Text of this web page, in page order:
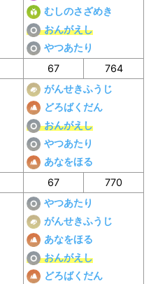
むしのさざめき
おんがえし
やつあたり
67 764
がんせきふうじ
どろばくだん
おんがえし
やつあたり
あなをほる
67 770
やつあたり
がんせきふうじ
あなをほる
おんがえし
どろばくだん